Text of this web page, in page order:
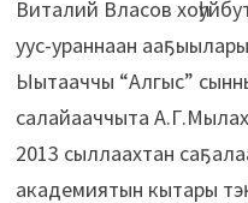
Виталий Власов
уус-ураннаан
Ыытааччы “Алгыс”
салайааччыта
2013 сыллаахтан
академиятын кытары